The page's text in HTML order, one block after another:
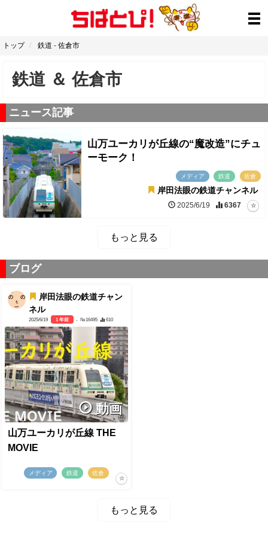
トップ 鉄道 - 佐倉市
鉄道 ＆佐倉市
ニュース記事
山万ユーカリが丘線の“魔改造”にチュ
ーモーク！
メディア 鉄道 佐倉
岸田法眼の鉄道チャンネル
2025/6/19 6367
もっと見る
ブログ
岸田法眼の鉄道チャン
ネル
2025/6/19 1 年前 - №16495 610
動画
山万ユーカリが丘線 THE
MOVIE
メディア 鉄道 佐倉
もっと見る